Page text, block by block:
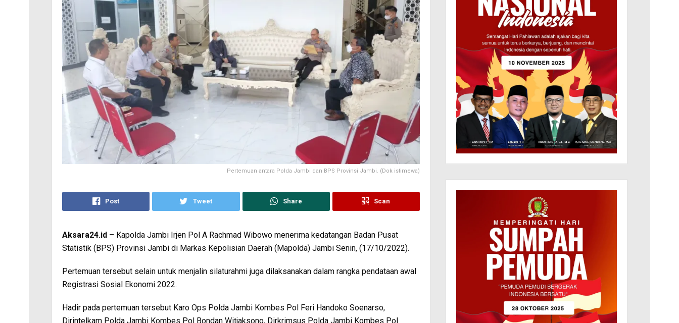
Pertemuan antara Polda Jambi dan BPS Provinsi Jambi. (Dok istimewa)
Post Tweet Share Scan
Aksara24.id – Kapolda Jambi Irjen Pol A Rachmad Wibowo menerima kedatangan Badan Pusat
Statistik (BPS) Provinsi Jambi di Markas Kepolisian Daerah (Mapolda) Jambi Senin, (17/10/2022).
Pertemuan tersebut selain untuk menjalin silaturahmi juga dilaksanakan dalam rangka pendataan awal
Registrasi Sosial Ekonomi 2022.
Hadir pada pertemuan tersebut Karo Ops Polda Jambi Kombes Pol Feri Handoko Soenarso,
Dirintelkam Polda Jambi Kombes Pol Bondan Witjaksono, Dirkrimsus Polda Jambi Kombes Pol